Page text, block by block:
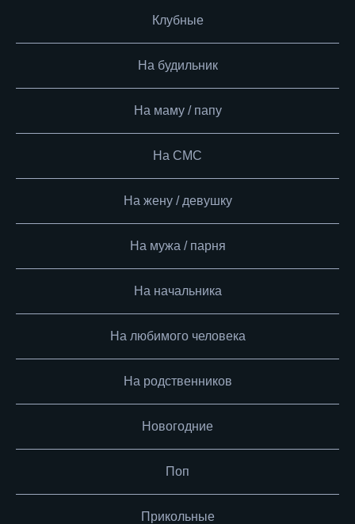
Клубные
На будильник
На маму / папу
На СМС
На жену / девушку
На мужа / парня
На начальника
На любимого человека
На родственников
Новогодние
Поп
Прикольные